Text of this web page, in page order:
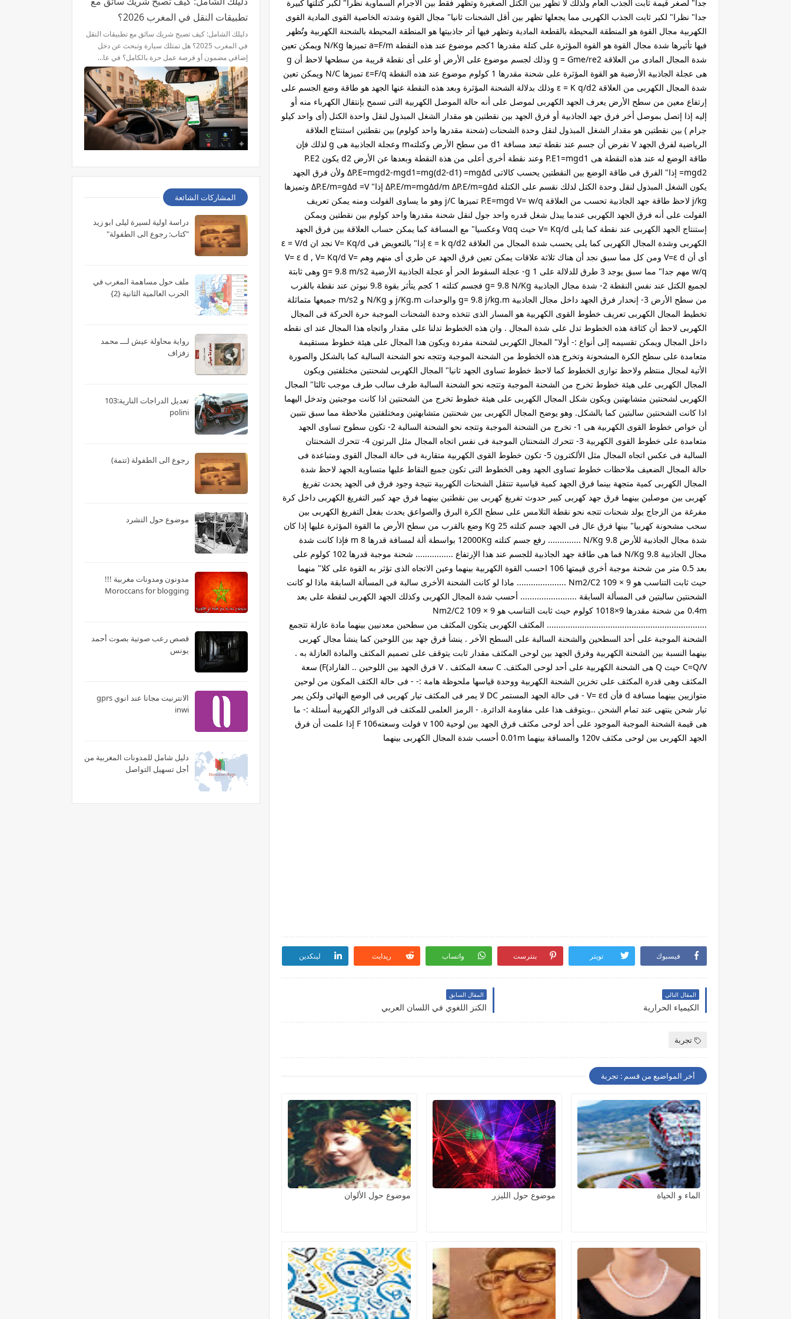
جدا" لصغر قيمة ثابت الجذب العام ولذلك لا تظهر بين الكتل الصغيرة وتظهر فقط بين الأجرام السماوية نظرا" لكبر كتلتها كبيرة
جدا" نظرا" لكبر ثابت الجذب الكهربى مما يجعلها تظهر بين أقل الشحنات ثانيا" مجال القوة وشدته الخاصية القوى المادية القوى
الكهربية مجال القوة هو المنطقة المحيطة بالقطعة المادية وتظهر فيها أئر جاذبيتها هو المنطقة المحيطة بالشحنة الكهربية وتُظهر
فيها تأثيرها شدة مجال القوة هو القوة المؤثرة على كتلة مقدرها 1كجم موضوع عند هذه النقطة a=F/m تميزها N/Kg ويمكن تعين
شدة المجال المادى من العلاقة g = Gme/re2 وذلك لجسم موضوع على الأرض أو على أى نقطة قريبة من سطحها لاحظ أن g
هى عجلة الجاذبية الأرضية هو القوة المؤثرة على شحنة مقدرها 1 كولوم موضوع عند هذه النقطة ε=F/q تميزها N/C ويمكن تعين
شدة المجال الكهربى من العلاقة ε = K q/d2 وذلك بدلالة الشحنة المؤثرة وبعد هذه النقطة عنها الجهد هو طاقة وضع الجسم على
إرتفاع معين من سطح الأرض يعرف الجهد الكهربى لموصل على أنه حالة الموصل الكهربية التى تسمح بإنتقال الكهرباء منه أو
إليه إذا إتصل بموصل أخر فرق جهد الجاذبية أو فرق الجهد بين نقطتين هو مقدار الشغل المبذول لنقل واحدة الكتل (أى واحد كيلو
جرام ) بين نقطتين هو مقدار الشغل المبذول لنقل وحدة الشحنات (شحنة مقدرها واحد كولوم) بين نقطتين استنتاج العلاقة
الرياضية لفرق الجهد V نفرض أن جسم عند نقطة تبعد مسافة d1 من سطح الأرض وكتلتهm وعجلة الجاذبية هى g لذلك فإن
طاقة الوضع له عند هذه النقطة هى P.E1=mgd1 وعند نقطة أخرى أعلى من هذة النقطة وبعدها عن الأرض d2 يكون P.E2
=mgd2 إذا" الفرق فى طاقة الوضع بين النقطتين يحسب كالاتى ΔP.E=mgd2-mgd1=mg(d2-d1) =mgΔd ولأن فرق الجهد
يكون الشغل المبذول لنقل وحدة الكتل لذلك نقسم على الكتلة ΔP.E/m=mgΔd/m ΔP.E/m=gΔd إذا" ΔP.E/m=gΔd =V وتميزها
j/kg لاحظ طاقة جهد الجاذبية تحسب من العلاقة P.E=mgd V= w/q تميزها j/C وهو ما يساوى الفولت ومنه يمكن تعريف
الفولت على أنه فرق الجهد الكهربى عندما يبذل شغل قدره واحد جول لنقل شحنة مقدرها واحد كولوم بين نقطتين ويمكن
إستنتاج الجهد الكهربى عند نقطة كما يلى V= Kq/d حيث Vαq وعكسيا" مع المسافة كما يمكن حساب العلاقة بين فرق الجهد
الكهربى وشدة المجال الكهربى كما يلى يحسب شدة المجال من العلاقة ε = k q/d2 إذا" بالتعويض فى V= Kq/d نجد ان ε = V/d
أى أن V=ε d ومن كل مما سبق نجد أن هناك ثلاثة علاقات يمكن تعين فرق الجهد عن طري أى منهم وهم V= ε d , V= Kq/d V=
w/q مهم جدا" مما سبق يوجد 3 طرق للدلالة على g 1- عجلة السقوط الحر أو عجلة الجاذبية الأرضية g= 9.8 m/s2 وهى ثابتة
لجميع الكتل عند نفس النقطة 2- شدة مجال الجاذبية g= 9.8 N/Kg فجسم كتلته 1 كجم يتأثر بقوة 9.8 نيوتن عند نقطة بالقرب
من سطح الأرض 3- إنحدار فرق الجهد داخل مجال الجاذبية g= 9.8 j/kg.m والوحدات j/Kg.m و N/Kg و m/s2 جميعها متماثلة
تخطيط المجال الكهربى تعريف خطوط القوى الكهربية هو المسار الذى تتخذه وحدة الشحنات الموجبة حرة الحركة فى المجال
الكهربى لاحظ أن كثافة هذه الخطوط تدل على شدة المجال . وان هذه الخطوط تدلنا على مقدار واتجاه هذا المجال عند اى نقطه
داخل المجال ويمكن تقسيمه إلى أنواع :- أولا" المجال الكهربى لشحنة مفردة ويكون هذا المجال على هيئة خطوط مستقيمة
متعامدة على سطح الكرة المشحونة وتخرج هذه الخطوط من الشحنة الموجبة وتتجه نحو الشحنة السالبة كما بالشكل والصورة
الأتية لمجال منتظم ولاحظ توازى الخطوط كما لاحظ خطوط تساوى الجهد ثانيا" المجال الكهربى لشحنتين مختلفتين ويكون
المجال الكهربى على هيئة خطوط تخرج من الشحنة الموجبة وتتجه نحو الشحنة السالبة طرف سالب طرف موجب ثالثا" المجال
الكهربى لشحنتين متشابهتين ويكون شكل المجال الكهربى على هيئة خطوط تخرج من الشحنتين اذا كانت موجبتين وتدخل اليهما
اذا كانت الشحنتين سالبتين كما بالشكل. وهو يوضح المجال الكهربى بين شحنتين متشابهتين ومختلفتين ملاحظة مما سبق نتبين
أن خواص خطوط القوى الكهربية هى 1- تخرج من الشحنة الموجبة وتتجه نحو الشحنة السالبة 2- تكون سطوح تساوى الجهد
متعامدة على خطوط القوى الكهربية 3- تتحرك الشحنتان الموجبة فى نفس اتجاه المجال مثل البرتون 4- تتحرك الشحنتان
السالبة فى عكس اتجاه المجال مثل الألكترون 5- تكون خطوط القوى الكهربية متقاربة فى حالة المجال القوى ومتباعدة فى
حالة المجال الضعيف ملاحظات خطوط تساوى الجهد وهى الخطوط التى تكون جميع النقاط عليها متساوية الجهد لاحظ شدة
المجال الكهربى كمية متجهة بينما فرق الجهد كمية قياسية تنتقل الشحنات الكهربية نتيجة وجود فرق فى الجهد يحدث تفريغ
كهربى بين موصلين بينهما فرق جهد كهربى كبير حدوث تفريغ كهربى بين نقطتين بينهما فرق جهد كبير التفريغ الكهربى داخل كرة
مفرغة من الزجاج يولد شحنات تتجه نحو نقطة التلامس على سطح الكرة البرق والصواعق يحدث بفعل التفريغ الكهربى بين
سحب مشحونة كهربيا" بينها فرق عال فى الجهد جسم كتلته 25 Kg وضع بالقرب من سطح الأرض ما القوة المؤثرة عليها إذا كان
شدة مجال الجاذبية للأرض 9.8 N/Kg .............. رفع جسم كتلته 12000Kg بواسطة ألة لمسافة قدرها 8 m فإذا كانت شدة
مجال الجاذبية 9.8 N/Kg فما هى طاقة جهد الجاذبية للجسم عند هذا الإرتفاع ................ شحنة موجبة قدرها 102 كولوم على
بعد 0.5 متر من شحنة موجبة أخرى قيمتها 106 احسب القوة الكهربية بينهما وعين الاتجاه الذى تؤثر به القوة على كلا" منهما
حيث ثابت التناسب هو 9 × 109 Nm2/C2 ..................... ماذا لو كانت الشحنة الأخرى سالبة فى المسألة السابقة ماذا لو كانت
الشحنتين سالبتين فى المسألة السابقة ........................ أحسب شدة المجال الكهربى وكذلك الجهد الكهربى لنقطة على بعد
0.4m من شحنة مقدرها 9×1018 كولوم حيث ثابت التناسب هو 9 × 109 Nm2/C2
.................................................................... المكثف الكهربى يتكون المكثف من سطحين معدنيين بينهما مادة عازلة تتجمع
الشحنة الموجبة على أحد السطحين والشحنة السالبة على السطح الأخر . ينشأ فرق جهد بين اللوحين كما ينشأ مجال كهربى
بينهما النسبة بين الشحنة الكهربية وفرق الجهد بين لوحى المكثف مقدار ثابت يتوقف على تصميم المكثف والمادة العازلة به .
C=Q/V حيث Q هى الشحنة الكهربية على أحد لوحى المكثف. C سعة المكثف . V فرق الجهد بين اللوحين .. الفاراد)F) سعة
المكثف وهى قدرة المكثف على تخزين الشحنة الكهربية ووحدة قياسها ملحوظة هامة :- - فى حالة الكثف المكون من لوحين
متوازيين بينهما مسافة d فأن V= εd - فى حالة الجهد المستمر DC لا يمر فى المكثف تيار كهربى فى الوضع النهائى ولكن يمر
تيار شحن ينتهى عند تمام الشحن ..ويتوقف هذا على مقاومة الدائرة. - الرمز العلمى للمكثف فى الدوائر الكهربية أسئلة :- ما
هى قيمة الشحنة الموجبة الموجود على أحد لوحى مكثف فرق الجهد بين لوحية 100 v فولت وسعتهF 106 إذا علمت أن فرق
الجهد الكهربى بين لوحى مكثف 120v والمسافة بينهما 0.01m أحسب شدة المجال الكهربى بينهما
فيسبوك تويتر بنترست واتساب ريدايت لينكدين
المقال التالي
الكيمياء الحرارية
المقال السابق
الكنز اللغوي في اللسان العربي
تجربة
أخر المواضيع من قسم : تجربة
الماء و الحياة موضوع حول الليزر موضوع حول الألوان
تطبيقات النقل في المغرب 2026؟
دليلك الشامل: كيف تصبح شريك سائق مع تطبيقات النقل
في المغرب 2025؟ هل تمتلك سيارة وتبحث عن دخل
إضافي مضمون أو فرصة عمل حرة بالكامل؟ في عا…
المشاركات الشائعة
دراسة اولية لسيرة ليلى ابو زيد
"كتاب: رجوع الى الطفولة"
ملف حول مساهمة المغرب في
الحرب العالمية الثانية {2}
رواية محاولة عيش لـــ محمد
زفزاف
تعديل الدراجات النارية:103
polini
رجوع الى الطفولة (تتمة)
موضوع حول التشرد
مدونون ومدونات مغربية !!!
Moroccans for blogging
قصص رعب صوتية بصوت أحمد
يونس
الانترنيت مجانا عند انوي gprs
inwi
دليل شامل للمدونات المغربية من
أجل تسهيل التواصل